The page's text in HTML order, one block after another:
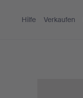
Hilfe Verkaufen